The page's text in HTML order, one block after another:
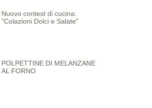
Nuovo contest di cucina:
"Colazioni Dolci e Salate"
POLPETTINE DI MELANZANE
AL FORNO